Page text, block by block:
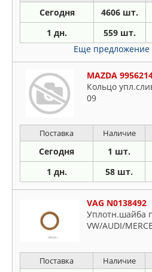
Сегодня 4606 шт.
1 дн. 559 шт.
Еще предложение
MAZDA
Кольцо
09
Поставка Наличие
Сегодня 1 шт.
1 дн. 58 шт.
VAG N0138492
Уплотн.шайба
VW/AUDI/
Поставка Наличие